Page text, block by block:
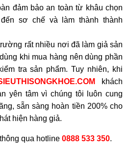
đảm bảo an toàn từ khâu chọn
sơ chế và làm thành thành
rất nhiều nơi đã làm giả sản
khi mua hàng nên dùng phần
tra sản phẩm. Tuy nhiên, khi
khách
yên tâm vì chúng tôi luôn cung
sẵn sàng hoàn tiền 200% cho
hiện hàng giả.
qua hotline 0888 533 350.